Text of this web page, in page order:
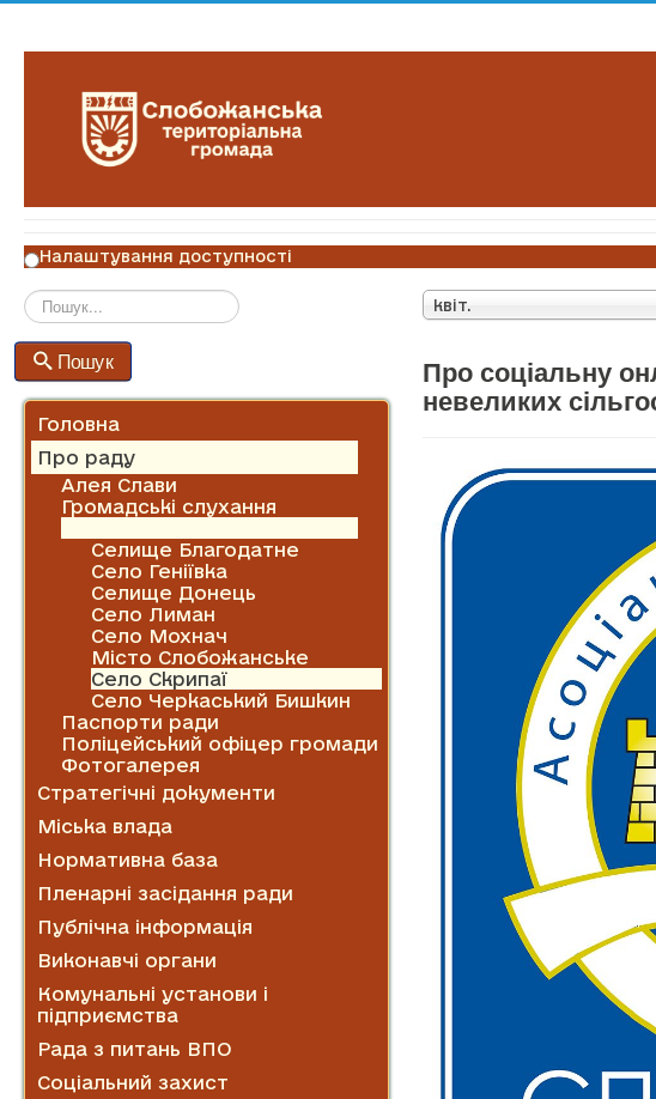
Налаштування доступності
Пошук
Головна
Про раду
Алея Слави
Громадські слухання
Селище Благодатне
Село Геніївка
Селище Донець
Село Лиман
Село Мохнач
Місто Слобожанське
Село Скрипаї
Село Черкаський Бишкин
Паспорти ради
Поліцейський офіцер громади
Фотогалерея
Стратегічні документи
Міська влада
Нормативна база
Пленарні засідання ради
Публічна інформація
Виконавчі органи
Комунальні установи і
підприємства
Рада з питань ВПО
Соціальний захист
квіт.
Про соціальну
невеликих